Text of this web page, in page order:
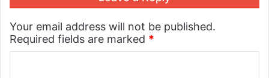
Your email address will not be published.
Required fields are marked *